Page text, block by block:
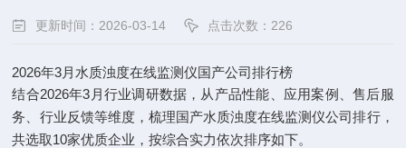
更新时间：2026-03-14 点击次数：226
2026年3月水质浊度在线监测仪国产公司排行榜
结合2026年3月行业调研数据，从产品性能、应用案例、售后服
务、行业反馈等维度，梳理国产水质浊度在线监测仪公司排行，
共选取10家优质企业，按综合实力依次排序如下。